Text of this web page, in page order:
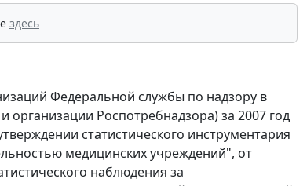
здесь
Федеральной службы по надзору в
организации Роспотребнадзора) за 2007 год
статистического инструментария
медицинских учреждений", от
наблюдения за